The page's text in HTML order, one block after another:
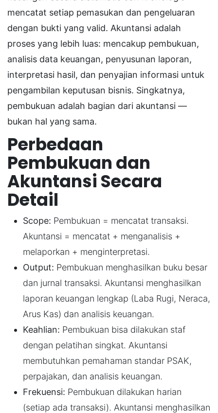
mencatat setiap pemasukan dan pengeluaran
dengan bukti yang valid. Akuntansi adalah
proses yang lebih luas: mencakup pembukuan,
analisis data keuangan, penyusunan laporan,
interpretasi hasil, dan penyajian informasi untuk
pengambilan keputusan bisnis. Singkatnya,
pembukuan adalah bagian dari akuntansi —
bukan hal yang sama.
Perbedaan
Pembukuan dan
Akuntansi Secara
Detail
Scope: Pembukuan = mencatat transaksi.
Akuntansi = mencatat + menganalisis +
melaporkan + menginterpretasi.
Output: Pembukuan menghasilkan buku besar
dan jurnal transaksi. Akuntansi menghasilkan
laporan keuangan lengkap (Laba Rugi, Neraca,
Arus Kas) dan analisis keuangan.
Keahlian: Pembukuan bisa dilakukan staf
dengan pelatihan singkat. Akuntansi
membutuhkan pemahaman standar PSAK,
perpajakan, dan analisis keuangan.
Frekuensi: Pembukuan dilakukan harian
(setiap ada transaksi). Akuntansi menghasilkan